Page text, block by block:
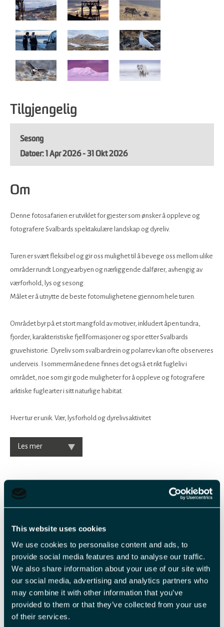
This website uses cookies
We use cookies to personalise content and ads, to
provide social media features and to analyse our traffic.
We also share information about your use of our site with
our social media, advertising and analytics partners who
may combine it with other information that you’ve
provided to them or that they’ve collected from your use
of their services.
Tilgjengelig
Sesong
1 Apr 2026 - 31 Okt 2026
Om
Denne fotosafarien er utviklet for gjester som ønsker å oppleve og
fotografere Svalbards spektakulære landskap og dyreliv.
Turen er svært fleksibel og gir oss mulighet til å bevege oss mellom ulike
områder rundt Longyearbyen og nærliggende dalfører, avhengig av
værforhold, lys og sesong.
Målet er å utnytte de beste fotomulighetene gjennom hele turen.
Området byr på et stort mangfold av motiver, inkludert åpen tundra,
fjorder, karakteristiske fjellformasjoner og spor etter Svalbards
gruvehistorie. Dyreliv som svalbardrein og polarrev kan ofte observeres
underveis. I sommermånedene finnes det også et rikt fugleliv i
området, noe som gir gode muligheter for å oppleve og fotografere
arktiske fuglearter i sitt naturlige habitat.
Hver tur er unik. Vær, lysforhold og dyrelivsaktivitet
Les mer
2
Veiledende priser
Billettype Billettavgift